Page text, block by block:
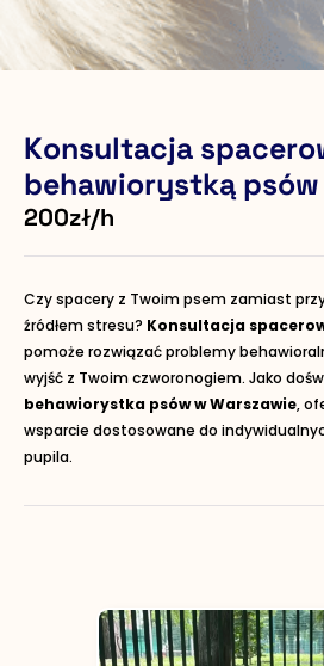
Konsultacja
behawiorystką psów
200zł/h
Czy spacery z Twoim psem zamiast
źródłem stresu? Konsultacja
pomoże rozwiązać problemy
wyjść z Twoim czworonogiem. Jako
behawiorystka psów w Warszawie,
wsparcie dostosowane do
pupila.